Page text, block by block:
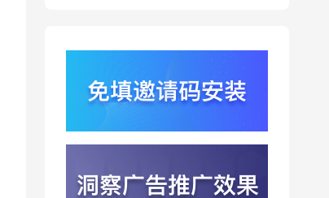
行云科技算力订单超154
亿？底座产能扩张激活
AI应用多终端流转新周
2026-08-04
苹果带摄像头的 AirPods
爆硬件分发与全渠道归
因升级
2026-08-03